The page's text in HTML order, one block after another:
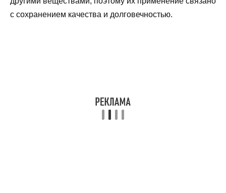
с сохранением качества и долговечностью.